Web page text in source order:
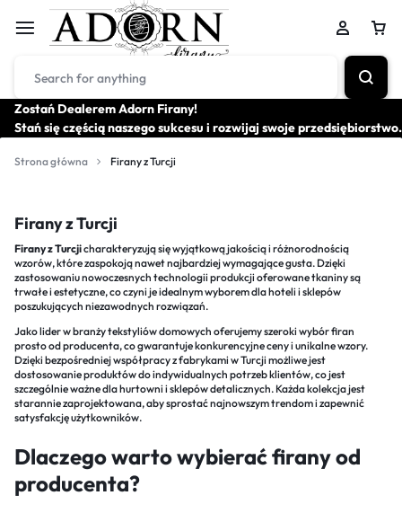
Zostań Dealerem Adorn Firany!
Stań się częścią naszego sukcesu i rozwijaj swoje przedsiębiorstwo.
Strona główna Firany z Turcji
Firany z Turcji
Firany z Turcjicharakteryzują się wyjątkową jakością i różnorodnością
wzorów, które zaspokoją nawet najbardziej wymagające gusta. Dzięki
zastosowaniu nowoczesnych technologii produkcji oferowane tkaniny są
trwałe i estetyczne, co czyni je idealnym wyborem dla hoteli i sklepów
poszukujących niezawodnych rozwiązań.
Jako lider w branży tekstyliów domowych oferujemy szeroki wybór firan
prosto od producenta, co gwarantuje konkurencyjne ceny i unikalne wzory.
Dzięki bezpośredniej współpracy z fabrykami w Turcji możliwe jest
dostosowanie produktów do indywidualnych potrzeb klientów, co jest
szczególnie ważne dla hurtowni i sklepów detalicznych. Każda kolekcja jest
starannie zaprojektowana, aby sprostać najnowszym trendom i zapewnić
satysfakcję użytkowników.
Dlaczego warto wybierać firany od
producenta?